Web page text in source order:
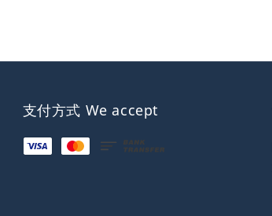
支付方式 We accept